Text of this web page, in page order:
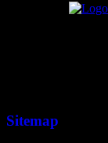
Sitemap